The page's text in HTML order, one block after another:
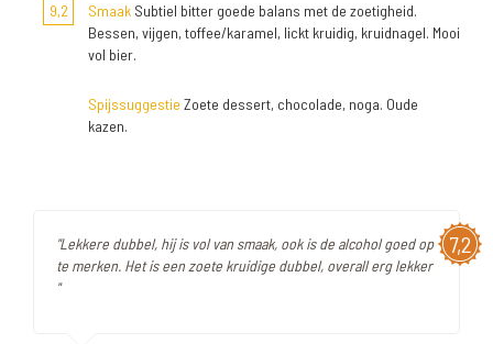
9,2 Smaak Subtiel bitter goede balans met de zoetigheid.
Bessen, vijgen, toffee/karamel, lickt kruidig, kruidnagel. Mooi
vol bier.
Spijssuggestie Zoete dessert, chocolade, noga. Oude
kazen.
7,2
"Lekkere dubbel, hij is vol van smaak, ook is de alcohol goed op
te merken. Het is een zoete kruidige dubbel, overall erg lekker
"